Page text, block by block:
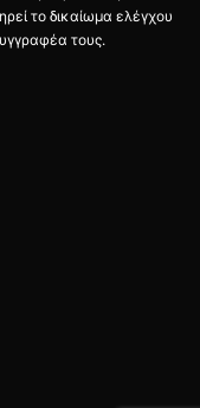
το δικαίωμα ελέγχου
τους.